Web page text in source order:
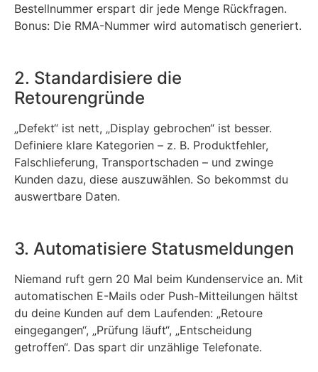
Bestellnummer erspart dir jede Menge Rückfragen.
Bonus: Die RMA-Nummer wird automatisch generiert.
2. Standardisiere die
Retourengründe
„Defekt“ ist nett, „Display gebrochen“ ist besser.
Definiere klare Kategorien – z. B. Produktfehler,
Falschlieferung, Transportschaden – und zwinge
Kunden dazu, diese auszuwählen. So bekommst du
auswertbare Daten.
3. Automatisiere Statusmeldungen
Niemand ruft gern 20 Mal beim Kundenservice an. Mit
automatischen E-Mails oder Push-Mitteilungen hältst
du deine Kunden auf dem Laufenden: „Retoure
eingegangen“, „Prüfung läuft“, „Entscheidung
getroffen“. Das spart dir unzählige Telefonate.